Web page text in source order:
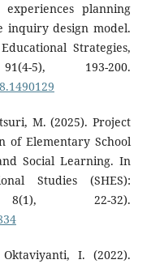
experiences planning
inquiry design model.
Strategies,
5), 193-200.
M. (2025). Project
of Elementary School
Social Learning. In
Studies (SHES):
22-32).
I. (2022).